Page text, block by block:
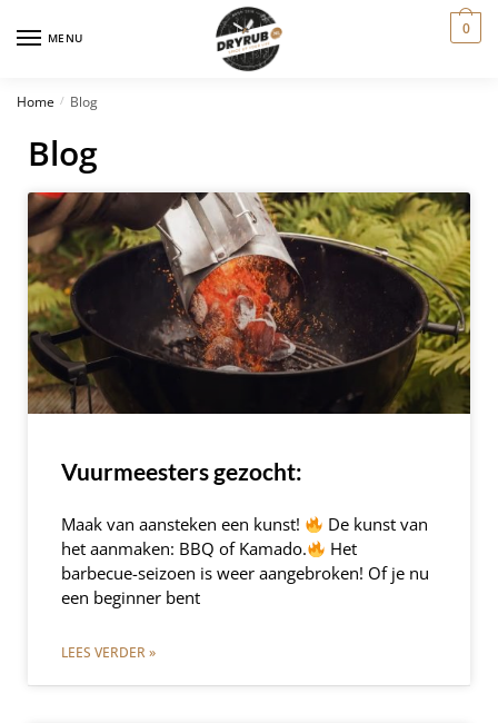
MENU 0
Home / Blog
Blog
Vuurmeesters gezocht:
Maak van aansteken een kunst!
De kunst van
het aanmaken: BBQ of Kamado.
Het
barbecue-seizoen is weer aangebroken! Of je nu
een beginner bent
LEES VERDER »